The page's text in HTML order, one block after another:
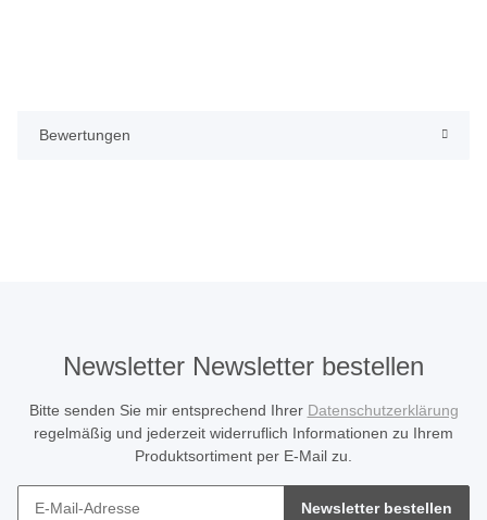
Bewertungen
Newsletter Newsletter bestellen
Bitte senden Sie mir entsprechend Ihrer Datenschutzerklärung
regelmäßig und jederzeit widerruflich Informationen zu Ihrem
Produktsortiment per E-Mail zu.
Newsletter bestellen